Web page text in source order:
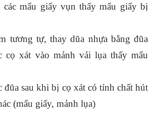
các mẩu giấy vụn thấy mẩu giấy bị
tương tự, thay dũa nhựa bằng đũa
cọ xát vào mảnh vải lụa thấy mẩu
đũa sau khi bị cọ xát có tính chất hút
(mẩu giấy, mảnh lụa)